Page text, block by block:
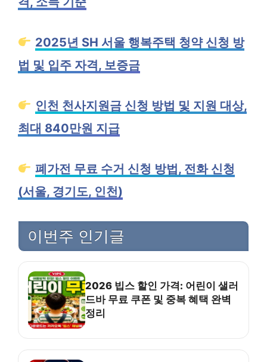
2025년 SH 서울 행복주택 청약 신청 방
법 및 입주 자격, 보증금
인천 천사지원금 신청 방법 및 지원 대상,
최대 840만원 지급
폐가전 무료 수거 신청 방법, 전화 신청
(서울, 경기도, 인천)
이번주 인기글
2026 빕스 할인 가격: 어린이 샐러
드바 무료 쿠폰 및 중복 혜택 완벽
정리